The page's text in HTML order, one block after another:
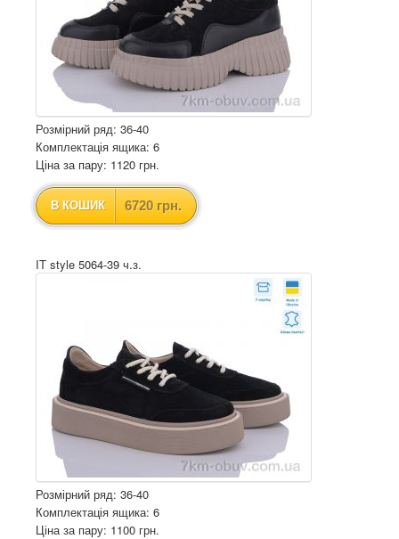
Розмірний ряд: 36-40
Комплектація ящика: 6
Ціна за пару: 1120 грн.
В КОШИК 6720 грн.
IT style 5064-39 ч.з.
Розмірний ряд: 36-40
Комплектація ящика: 6
Ціна за пару: 1100 грн.